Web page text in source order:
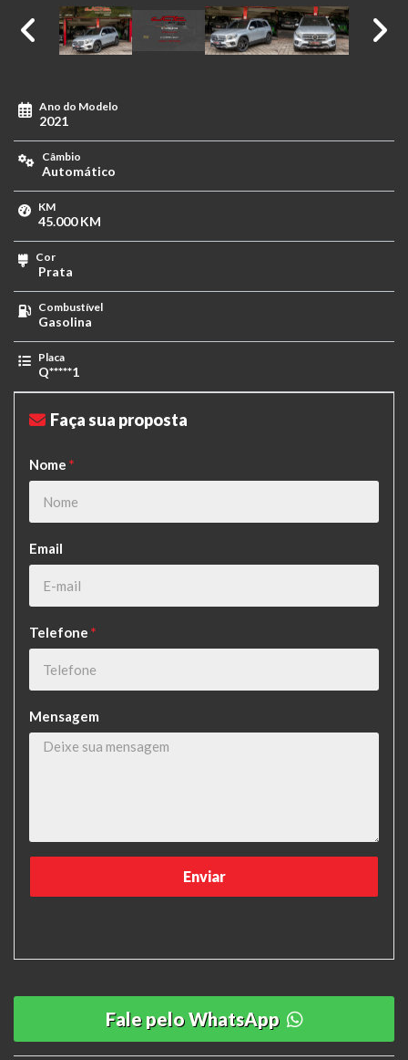
Ano do Modelo
2021
Câmbio
Automático
KM
45.000 KM
Cor
Prata
Combustível
Gasolina
Placa
Q*****1
Faça sua proposta
Nome *
Email
Telefone *
Mensagem
Fale pelo WhatsApp